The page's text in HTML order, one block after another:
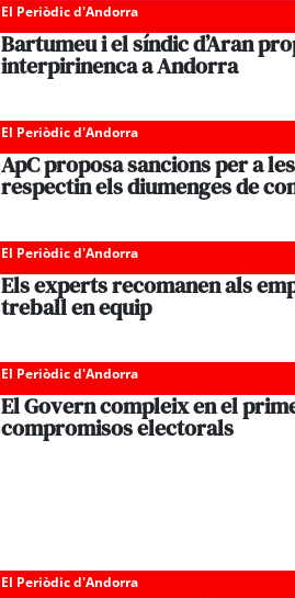
El Periòdic d'Andorra
Bartumeu i el síndic d’Aran
interpirinenca a Andorra
El Periòdic d'Andorra
ApC proposa sancions per a
respectin els diumenges de
El Periòdic d'Andorra
Els experts recomanen als
treball en equip
El Periòdic d'Andorra
El Govern compleix en el
compromisos electorals
El Periòdic d'Andorra